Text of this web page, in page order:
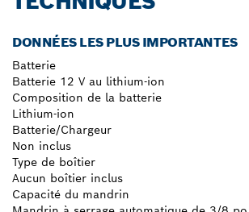
DONNÉES LES PLUS IMPORTANTES
Batterie
Batterie 12 V au lithium-ion
Composition de la batterie
Lithium-ion
Batterie/Chargeur
Non inclus
Type de boîtier
Aucun boîtier inclus
Capacité du mandrin